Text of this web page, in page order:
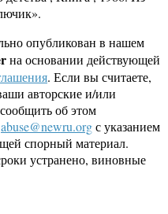
опубликован в нашем
на основании действующей
. Если вы считаете,
авторские и/или
об этом
abuse@newru.orgс указанием
спорный материал.
устранено, виновные